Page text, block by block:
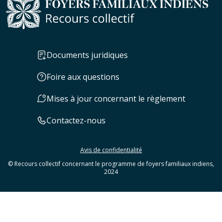
Documents juridiques
Foire aux questions
Mises à jour concernant le règlement
Contactez-nous
Avis de confidentialité
© Recours collectif concernant le programme de foyers familiaux indiens,
2024